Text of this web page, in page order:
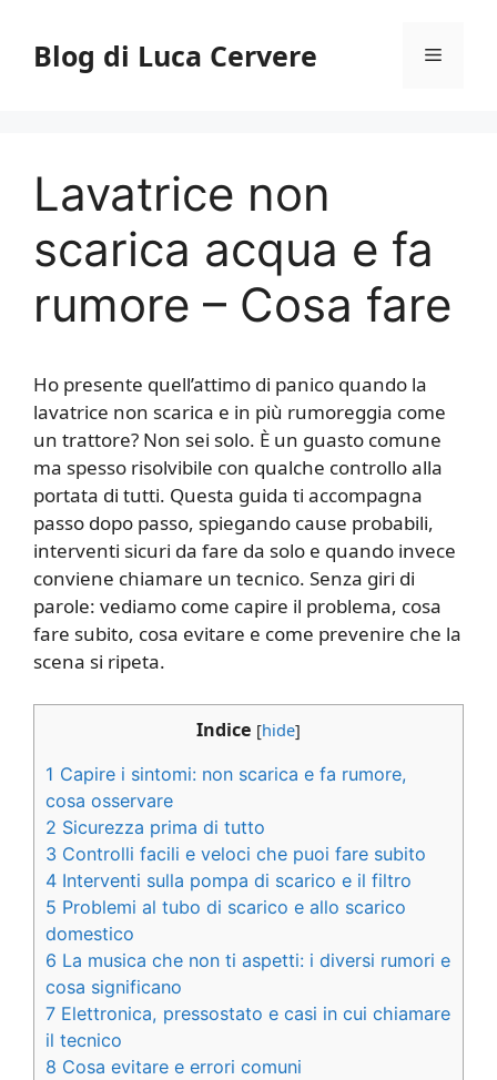
contenuto
Blog di Luca Cervere Menu
Lavatrice non
scarica acqua e fa
rumore​​ – Cosa fare
Ho presente quell’attimo di panico quando la
lavatrice non scarica e in più rumoreggia come
un trattore? Non sei solo. È un guasto comune
ma spesso risolvibile con qualche controllo alla
portata di tutti. Questa guida ti accompagna
passo dopo passo, spiegando cause probabili,
interventi sicuri da fare da solo e quando invece
conviene chiamare un tecnico. Senza giri di
parole: vediamo come capire il problema, cosa
fare subito, cosa evitare e come prevenire che la
scena si ripeta.
Indice [hide]
1 Capire i sintomi: non scarica e fa rumore,
cosa osservare
2 Sicurezza prima di tutto
3 Controlli facili e veloci che puoi fare subito
4 Interventi sulla pompa di scarico e il filtro
5 Problemi al tubo di scarico e allo scarico
domestico
6 La musica che non ti aspetti: i diversi rumori e
cosa significano
7 Elettronica, pressostato e casi in cui chiamare
il tecnico
8 Cosa evitare e errori comuni